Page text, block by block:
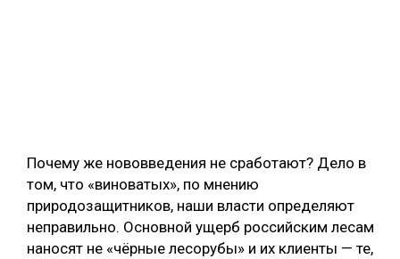
Почему же нововведения не сработают? Дело в
том, что «виноватых», по мнению
природозащитников, наши власти определяют
неправильно. Основной ущерб российским лесам
наносят не «чёрные лесорубы» и их клиенты — те,